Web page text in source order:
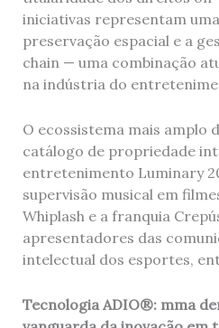
iniciativas representam
preservação espacial e a
chain — uma combinação
na indústria do
O ecossistema mais amplo
catálogo de propriedade
entretenimento Luminary
supervisão musical em
Whiplash e a franquia
apresentadores das
intelectual dos esportes,
Tecnologia ADIO®: mma